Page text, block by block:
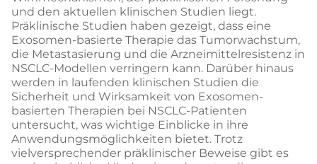
und den aktuellen klinischen Studien liegt.
Präklinische Studien haben gezeigt, dass eine
Exosomen-basierte Therapie das Tumorwachstum,
die Metastasierung und die Arzneimittelresistenz in
NSCLC-Modellen verringern kann. Darüber hinaus
werden in laufenden klinischen Studien die
Sicherheit und Wirksamkeit von Exosomen-
basierten Therapien bei NSCLC-Patienten
untersucht, was wichtige Einblicke in ihre
Anwendungsmöglichkeiten bietet. Trotz
vielversprechender präklinischer Beweise gibt es